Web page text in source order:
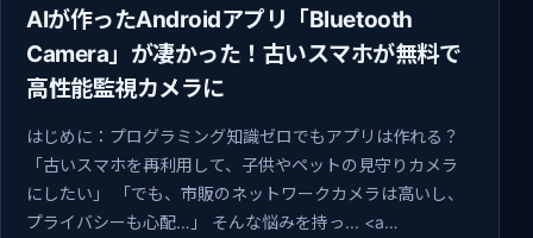
AIが作ったAndroidアプリ「Bluetooth
Camera」が凄かった！古いスマホが無料で
高性能監視カメラに
はじめに：プログラミング知識ゼロでもアプリは作れる？
「古いスマホを再利用して、子供やペットの見守りカメラ
にしたい」 「でも、市販のネットワークカメラは高いし、
プライバシーも心配…」 そんな悩みを持っ... <a